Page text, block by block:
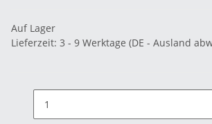
Auf Lager
Lieferzeit: 3 - 9 Werktage (DE - Ausland